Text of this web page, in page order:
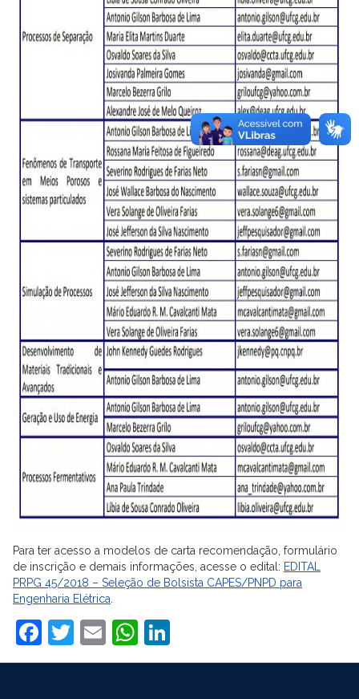
Para ter acesso a modelos de carta recomendação, formulário
de inscrição e demais informações, acesse o edital: EDITAL
PRPG 45/2018 – Seleção de Bolsista CAPES/PNPD para
Engenharia Elétrica
Facebook
Twitter
EmailWhatsApp